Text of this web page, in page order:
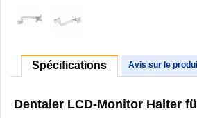
Spécifications Avis sur le
Dentaler LCD-Monitor Halter